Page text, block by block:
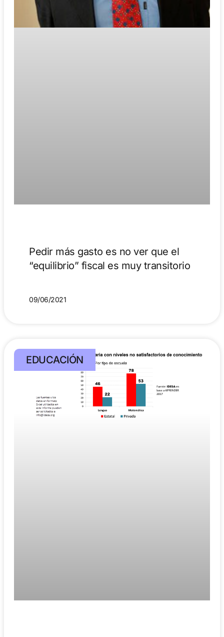
Pedir más gasto es no ver que el
“equilibrio” fiscal es muy transitorio
09/06/2021
EDUCACIÓN